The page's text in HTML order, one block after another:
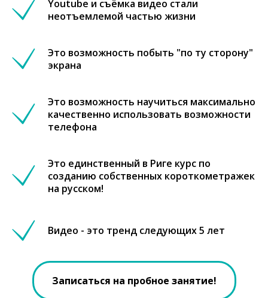
Youtube и съёмка видео стали
неотъемлемой частью жизни
Это возможность побыть "по ту сторону"
экрана
Это возможность научиться максимально
качественно использовать возможности
телефона
Это единственный в Риге курс по
созданию собственных короткометражек
на русском!
Видео - это тренд следующих 5 лет
Записаться на пробное занятие!